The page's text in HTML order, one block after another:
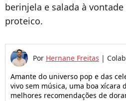
berinjela e salada à
proteico.
Por Hernane Freitas |
Amante do universo pop e das
vivo sem música, uma boa xícara
melhores recomendações de